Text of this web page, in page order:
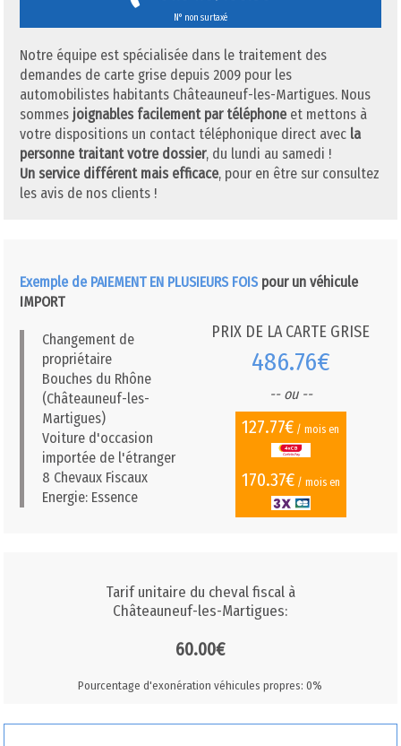
N° non surtaxé
Notre équipe est spécialisée dans le traitement des
demandes de carte grise depuis 2009 pour les
automobilistes habitants Châteauneuf-les-Martigues. Nous
sommes joignables facilement par téléphone et mettons à
votre dispositions un contact téléphonique direct avec la
personne traitant votre dossier, du lundi au samedi !
Un service différent mais efficace, pour en être sur consultez
les avis de nos clients !
Exemple de PAIEMENT EN PLUSIEURS FOIS pour un véhicule
IMPORT
Changement de
propriétaire
Bouches du Rhône
(Châteauneuf-les-
Martigues)
Voiture d'occasion
importée de l'étranger
8 Chevaux Fiscaux
Energie: Essence
PRIX DE LA CARTE GRISE
486.76€
-- ou --
127.77€ / mois en
170.37€/ mois en
Tarif unitaire du cheval fiscal à
Châteauneuf-les-Martigues:
60.00€
Pourcentage d'exonération véhicules propres: 0%